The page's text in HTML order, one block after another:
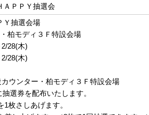
ＰＰＹ抽選会
Ｙ抽選会場
柏モディ３Ｆ特設会場
28(木)
28(木)
ウンター・柏モディ３Ｆ特設会場
選券を配布いたします。
枚さしあげます。